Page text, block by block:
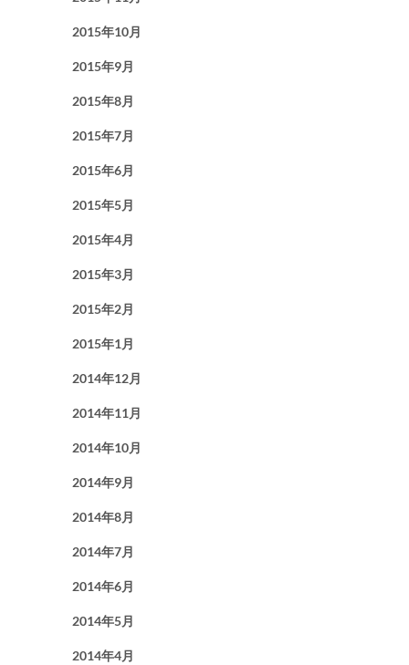
2015年10月
2015年9月
2015年8月
2015年7月
2015年6月
2015年5月
2015年4月
2015年3月
2015年2月
2015年1月
2014年12月
2014年11月
2014年10月
2014年9月
2014年8月
2014年7月
2014年6月
2014年5月
2014年4月